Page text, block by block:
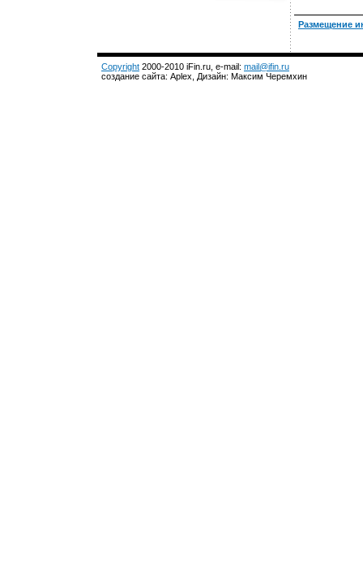
Размещение
Copyright 2000-2010 iFin.ru, e-mail: mail@ifin.ru
создание сайта: Aplex, Дизайн: Максим Черемхин